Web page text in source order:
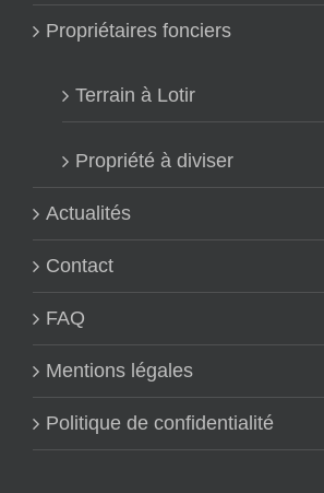
Propriétaires fonciers
Terrain à Lotir
Propriété à diviser
Actualités
Contact
FAQ
Mentions légales
Politique de confidentialité